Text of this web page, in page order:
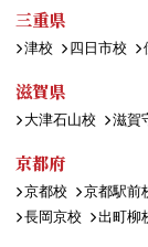
三重県
津校 四日市校
滋賀県
大津石山校 滋賀
京都府
京都校 京都駅前
長岡京校
出町柳